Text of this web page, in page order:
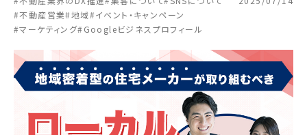
#不動産営業#地域#イベント・キャンペーン
#マーケティング#Googleビジネスプロフィール